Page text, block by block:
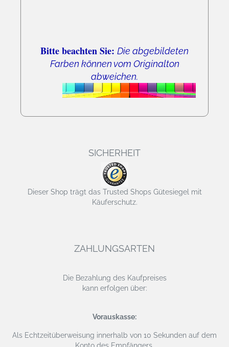
Bitte beachten Sie: Die abgebildeten
Farben können vom Originalton
abweichen.
SICHERHEIT
Dieser Shop trägt das Trusted Shops Gütesiegel mit
Käuferschutz.
ZAHLUNGSARTEN
Die Bezahlung des Kaufpreises
kann erfolgen über:
Vorauskasse:
Als Echtzeitüberweisung innerhalb von 10 Sekunden auf dem